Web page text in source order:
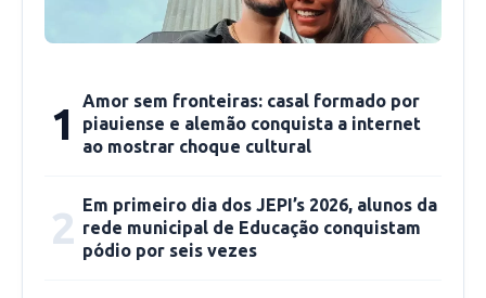
1
Amor sem fronteiras: casal formado por
piauiense e alemão conquista a internet
ao mostrar choque cultural
2 Em primeiro dia dos JEPI’s 2026, alunos da
rede municipal de Educação conquistam
pódio por seis vezes